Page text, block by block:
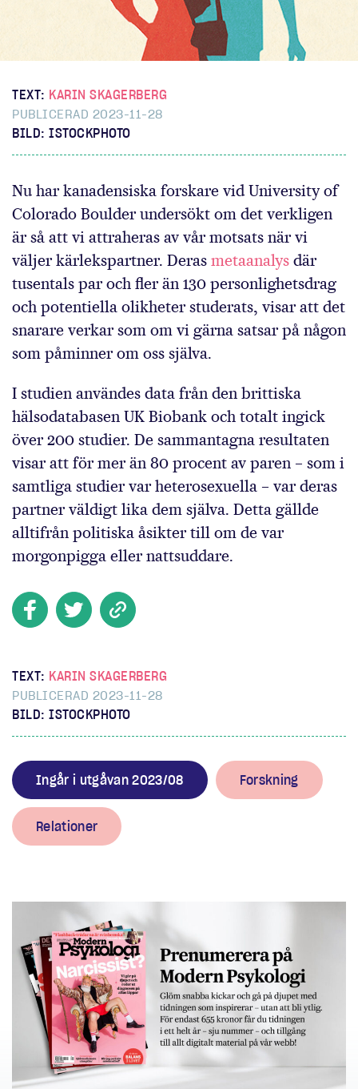
TEXT: KARIN SKAGERBERG
PUBLICERAD 2023-11-28
BILD: ISTOCKPHOTO
Nu har kanadensiska forskare vid University of
Colorado Boulder undersökt om det verkligen
är så att vi attraheras av vår motsats när vi
väljer kärlekspartner. Deras metaanalys där
tusentals par och fler än 130 personlighetsdrag
och potentiella olikheter studerats, visar att det
snarare verkar som om vi gärna satsar på någon
som påminner om oss själva.
I studien användes data från den brittiska
hälsodatabasen UK Biobank och totalt ingick
över 200 studier. De sammantagna resultaten
visar att för mer än 80 procent av paren – som i
samtliga studier var heterosexuella – var deras
partner väldigt lika dem själva. Detta gällde
alltifrån politiska åsikter till om de var
morgonpigga eller nattsuddare.
TEXT: KARIN SKAGERBERG
PUBLICERAD 2023-11-28
BILD: ISTOCKPHOTO
Ingår i utgåvan 2023/08 Forskning
Relationer